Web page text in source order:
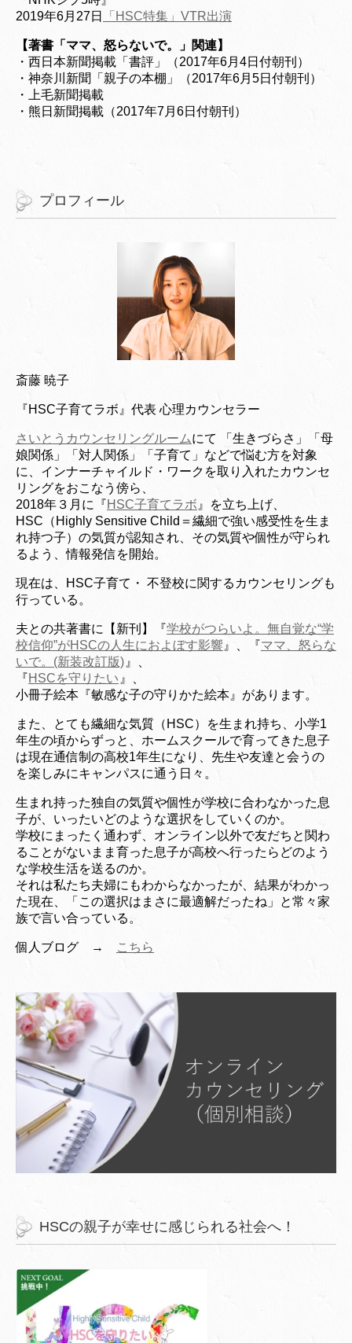
2019年6月27日
「HSC特集」VTR出演
【著書「ママ、怒らないで。」関連】
・西日本新聞掲載「書評」（2017年6月4日付朝刊）
・神奈川新聞「親子の本棚」（2017年6月5日付朝刊）
・上毛新聞掲載
・熊日新聞掲載（2017年7月6日付朝刊）
プロフィール
斎藤 暁子
『HSC子育てラボ』代表 心理カウンセラー
さいとうカウンセリングルームにて 「生きづらさ」「母
娘関係」「対人関係」「子育て」などで悩む方を対象
に、インナーチャイルド・ワークを取り入れたカウンセ
リングをおこなう傍ら、
2018年３月に『HSC子育てラボ 』を立ち上げ、
HSC（Highly Sensitive Child＝繊細で強い感受性を生ま
れ持つ子）の気質が認知され、その気質や個性が守られ
るよう、情報発信を開始。
現在は、HSC子育て・ 不登校に関するカウンセリングも
行っている。
夫との共著書に【新刊】『学校がつらいよ。無自覚な“学
校信仰”がHSCの人生におよぼす影響 』、『ママ、怒らな
いで。(新装改訂版) 』、
『HSCを守りたい 』、
小冊子絵本『敏感な子の守りかた絵本』があります。
また、とても繊細な気質（HSC）を生まれ持ち、小学1
年生の頃からずっと、ホームスクールで育ってきた息子
は現在通信制の高校1年生になり、先生や友達と会うの
を楽しみにキャンパスに通う日々。
生まれ持った独自の気質や個性が学校に合わなかった息
子が、いったいどのような選択をしていくのか。
学校にまったく通わず、オンライン以外で友だちと関わ
ることがないまま育った息子が高校へ行ったらどのよう
な学校生活を送るのか。
それは私たち夫婦にもわからなかったが、結果がわかっ
た現在、「この選択はまさに最適解だったね」
と常々家
族で言い合っている。
個人ブログ → こちら
HSCの親子が幸せに感じられる社会へ！